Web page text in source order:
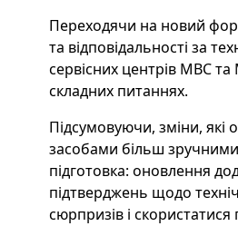
Переходячи на новий
та відповідальності за
сервісних центрів МВС
складних питаннях.
Підсумовуючи, зміни, які
засобами більш
підготовка: оновлення
підтверджень щодо
сюрпризів і